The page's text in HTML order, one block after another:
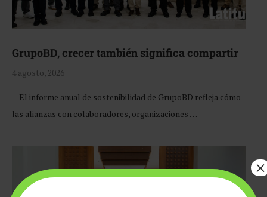
GrupoBD, crecer también significa compartir
4 agosto, 2026
El informe anual de sostenibilidad de GrupoBD refleja cómo
las alianzas con colaboradores, organizaciones …
×